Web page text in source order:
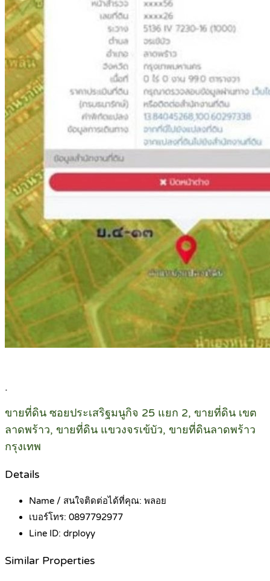
.
ขายที่ดิน ซอยประเสริฐมนูกิจ 25 แยก 2, ขายที่ดิน เขต
ลาดพร้าว, ขายที่ดิน แขวงจรเข้บัว, ขายที่ดินลาดพร้าว
กรุงเทพ
Details
Name / สนใจติดต่อได้ที่คุณ: พลอย
เบอร์โทร: 0897792977
Line ID: drployy
Similar Properties